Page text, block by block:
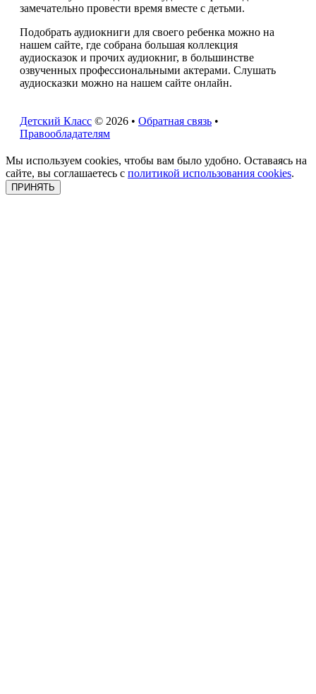
замечательно провести время вместе с детьми.
Подобрать аудиокниги для своего ребенка можно на
нашем сайте, где собрана большая коллекция
аудиосказок и прочих аудиокниг, в большинстве
озвученных профессиональными актерами. Слушать
аудиосказки можно на нашем сайте онлайн.
Детский Класс © 2026 • Обратная связь •
Правообладателям
Мы используем cookies, чтобы вам было удобно. Оставаясь на
сайте, вы соглашаетесь с политикой использования cookies.
ПРИНЯТЬ